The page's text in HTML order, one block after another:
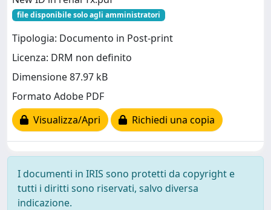
file disponibile solo agli amministratori
Tipologia: Documento in Post-print
Licenza: DRM non definito
Dimensione 87.97 kB
Formato Adobe PDF
Visualizza/Apri
Richiedi una copia
I documenti in IRIS sono protetti da copyright e
tutti i diritti sono riservati, salvo diversa
indicazione.